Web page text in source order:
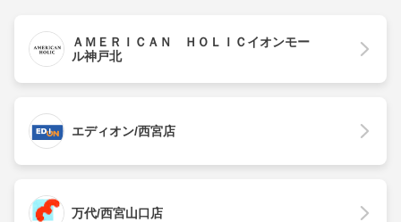
ＡＭＥＲＩＣＡＮ ＨＯＬＩＣイオンモー
ル神戸北
エディオン/西宮店
万代/西宮山口店